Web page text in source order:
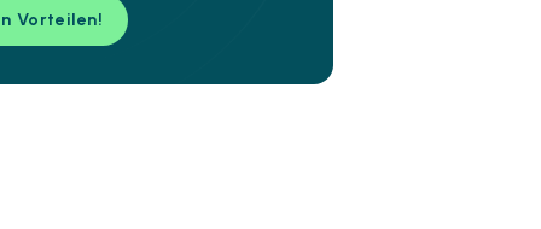
Vorteilen!